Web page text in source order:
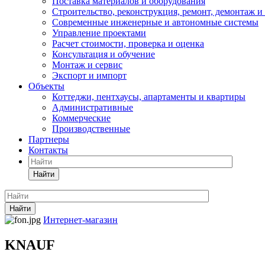
Строительство, реконструкция, ремонт, демонтаж и
Современные инженерные и автономные системы
Управление проектами
Расчет стоимости, проверка и оценка
Консультация и обучение
Монтаж и сервис
Экспорт и импорт
Объекты
Коттеджи, пентхаусы, апартаменты и квартиры
Административные
Коммерческие
Производственные
Партнеры
Контакты
Найти
Найти
Интернет-магазин
KNAUF